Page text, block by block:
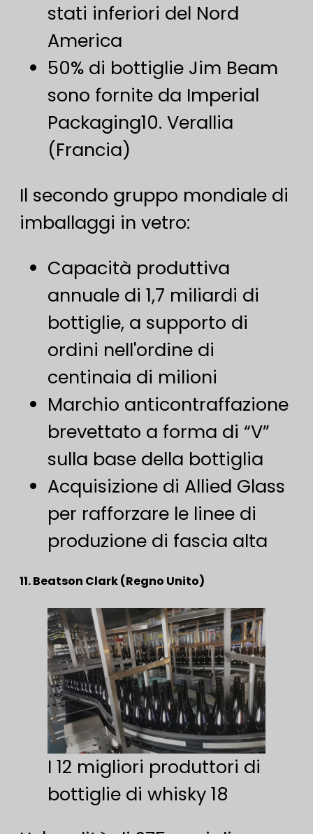
stati inferiori del Nord
America
50% di bottiglie Jim Beam
sono fornite da Imperial
Packaging10. Verallia
(Francia)
Il secondo gruppo mondiale di
imballaggi in vetro:
Capacità produttiva
annuale di 1,7 miliardi di
bottiglie, a supporto di
ordini nell'ordine di
centinaia di milioni
Marchio anticontraffazione
brevettato a forma di “V”
sulla base della bottiglia
Acquisizione di Allied Glass
per rafforzare le linee di
produzione di fascia alta
11. Beatson Clark (Regno Unito)
I 12 migliori produttori di
bottiglie di whisky 18